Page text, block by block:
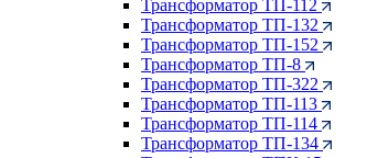
Трансформатор ТП-112
Трансформатор ТП-132
Трансформатор ТП-152
Трансформатор ТП-8
Трансформатор ТП-322
Трансформатор ТП-113
Трансформатор ТП-114
Трансформатор ТП-134